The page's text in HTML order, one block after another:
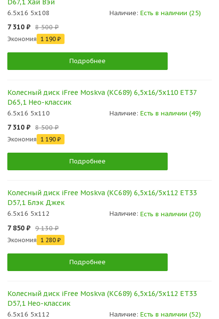
D67,1 Хай Вэй
6.5x16 5x108 Наличие: Есть в наличии (25)
7 310 ₽ 8 500 ₽
Экономия 1 190 ₽
Подробнее
Колесный диск iFree Moskva (КС689) 6,5x16/5x110 ET37
D65,1 Нео-классик
6.5x16 5x110 Наличие: Есть в наличии (49)
7 310 ₽ 8 500 ₽
Экономия 1 190 ₽
Подробнее
Колесный диск iFree Moskva (КС689) 6,5x16/5x112 ET33
D57,1 Блэк Джек
6.5x16 5x112 Наличие: Есть в наличии (20)
7 850 ₽ 9 130 ₽
Экономия 1 280 ₽
Подробнее
Колесный диск iFree Moskva (КС689) 6,5x16/5x112 ET33
D57,1 Нео-классик
6.5x16 5x112 Наличие: Есть в наличии (52)